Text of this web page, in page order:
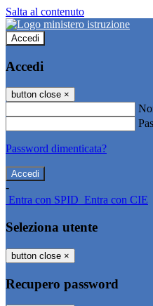
Salta al contenuto
Accedi
Accedi
button close ×
Password dimenticata?
-
Entra con SPID Entra con CIE
Seleziona utente
button close ×
Recupero password